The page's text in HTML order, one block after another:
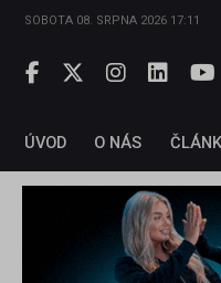
SOBOTA 08. SRPNA 2026 17:11
ÚVOD O NÁS